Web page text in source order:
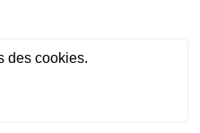
-CGV-Politique de